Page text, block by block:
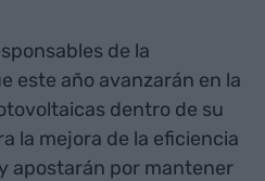
de la
este año avanzarán en la
dentro de su
la mejora de la eficiencia
apostarán por mantener